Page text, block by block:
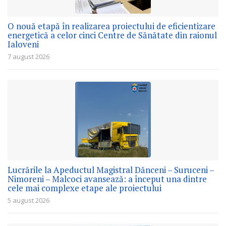
O nouă etapă în realizarea proiectului de eficientizare
energetică a celor cinci Centre de Sănătate din raionul
Ialoveni
7 august 2026
Lucrările la Apeductul Magistral Dănceni – Suruceni –
Nimoreni – Malcoci avansează: a început una dintre
cele mai complexe etape ale proiectului
5 august 2026